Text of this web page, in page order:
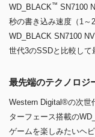
WD_BLACK™ SN7100
秒の書き込み速度（1～
WD_BLACK SN7100
世代3のSSDと比較して
最先端のテクノロジ
Western Digital®の次世
ターフェース搭載の
ゲームを楽しみたいヘ